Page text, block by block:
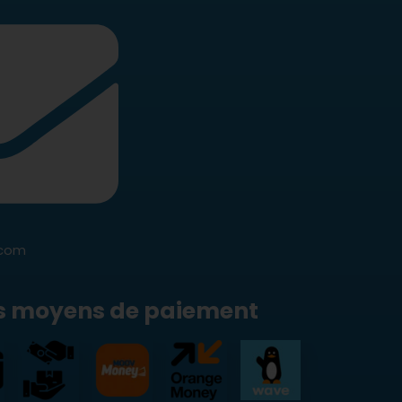
moyens de paiement